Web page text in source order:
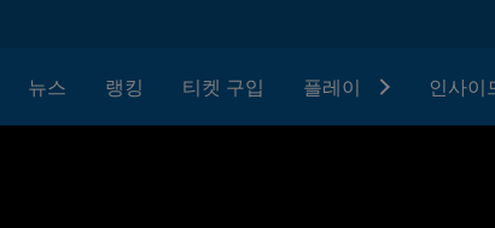
뉴스 랭킹 티켓 구입 플레이 인사이